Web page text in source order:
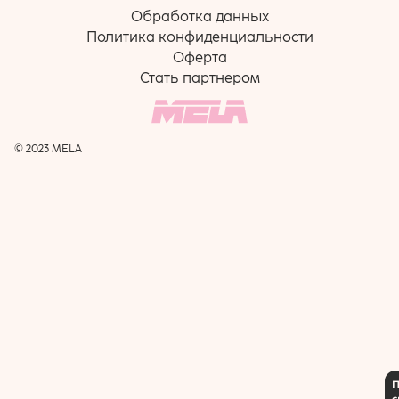
Обработка данных
Политика конфиденциальности
Оферта
Стать партнером
© 2023 MELA